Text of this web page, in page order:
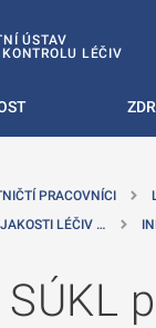
ÚSTAV
KONTROLU LÉČIV
PRACOVNÍCI
LÉČIV …